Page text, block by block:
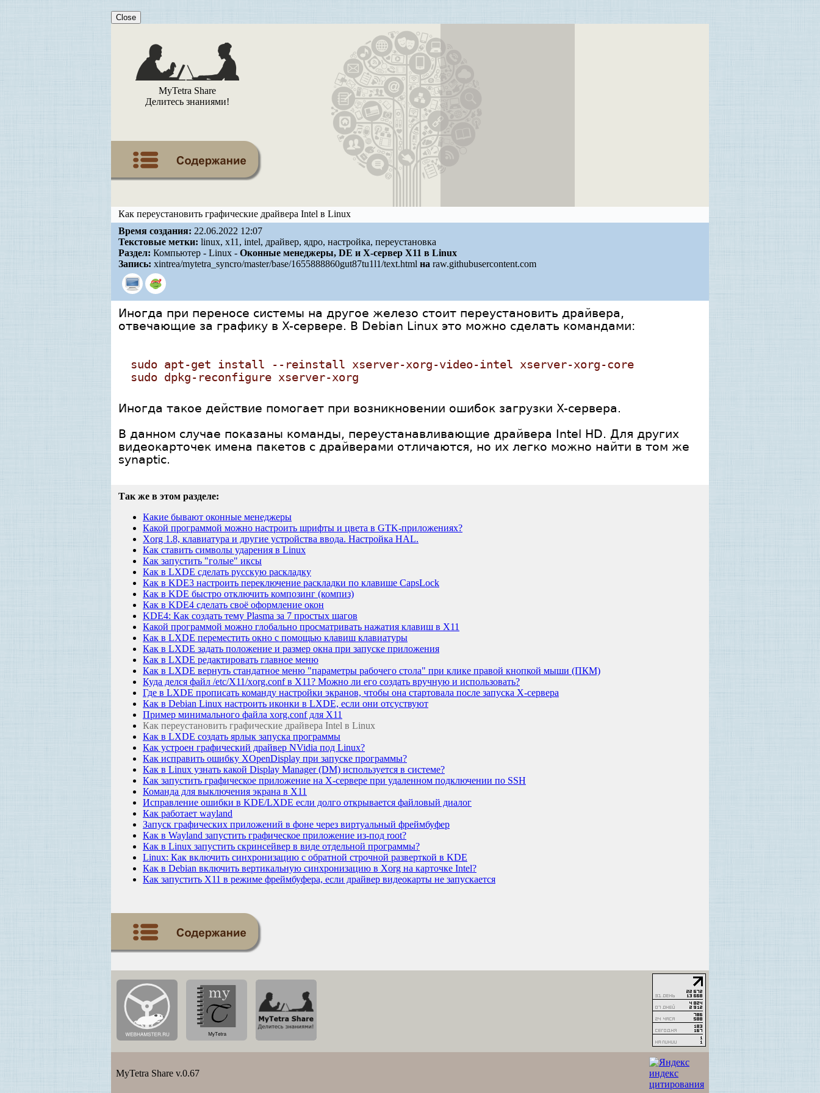
Close
MyTetra Share
Делитесь знаниями!
Как переустановить графические драйвера Intel в Linux
Время создания: 22.06.2022 12:07
Текстовые метки: linux, x11, intel, драйвер, ядро, настройка, переустановка
Раздел: Компьютер - Linux - Оконные менеджеры, DE и X-сервер X11 в Linux
Запись: xintrea/mytetra_syncro/master/base/1655888860gut87tu1l1/text.html на raw.githubusercontent.com
Иногда при переносе системы на другое железо стоит переустановить драйвера,
отвечающие за графику в X-сервере. В Debian Linux это можно сделать командами:
sudo apt-get install --reinstall xserver-xorg-video-intel xserver-xorg-core
sudo dpkg-reconfigure xserver-xorg
Иногда такое действие помогает при возникновении ошибок загрузки X-сервера.
В данном случае показаны команды, переустанавливающие драйвера Intel HD. Для других
видеокарточек имена пакетов с драйверами отличаются, но их легко можно найти в том же
synaptic.
Так же в этом разделе:
Какие бывают оконные менеджеры
Какой программой можно настроить шрифты и цвета в GTK-приложениях?
Xorg 1.8, клавиатура и другие устройства ввода. Настройка HAL.
Как ставить символы ударения в Linux
Как запустить "голые" иксы
Как в LXDE сделать русскую раскладку
Как в KDE3 настроить переключение раскладки по клавише CapsLock
Как в KDE быстро отключить композинг (компиз)
Как в KDE4 сделать своё оформление окон
KDE4: Как создать тему Plasma за 7 простых шагов
Какой программой можно глобально просматривать нажатия клавиш в X11
Как в LXDE переместить окно с помощью клавиш клавиатуры
Как в LXDE задать положение и размер окна при запуске приложения
Как в LXDE редактировать главное меню
Как в LXDE вернуть стандатное меню "параметры рабочего стола" при клике правой кнопкой мыши (ПКМ)
Куда делся файл /etc/X11/xorg.conf в X11? Можно ли его создать вручную и использовать?
Где в LXDE прописать команду настройки экранов, чтобы она стартовала после запуска X-сервера
Как в Debian Linux настроить иконки в LXDE, если они отсуствуют
Пример минимального файла xorg.conf для X11
Как переустановить графические драйвера Intel в Linux
Как в LXDE создать ярлык запуска программы
Как устроен графический драйвер NVidia под Linux?
Как исправить ошибку XOpenDisplay при запуске программы?
Как в Linux узнать какой Display Manager (DM) используется в системе?
Как запустить графическое приложение на X-сервере при удаленном подключении по SSH
Команда для выключения экрана в X11
Исправление ошибки в KDE/LXDE если долго открывается файловый диалог
Как работает wayland
Запуск графических приложений в фоне через виртуальный фреймбуфер
Как в Wayland запустить графическое приложение из-под root?
Как в Linux запустить скринсейвер в виде отдельной программы?
Linux: Как включить синхронизацию с обратной строчной разверткой в KDE
Как в Debian включить вертикальную синхронизацию в Xorg на карточке Intel?
Как запустить X11 в режиме фреймбуфера, если драйвер видеокарты не запускается
MyTetra Share v.0.67